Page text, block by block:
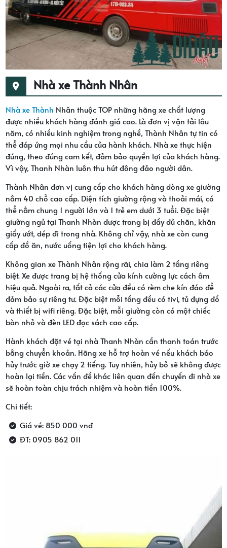
Nhà xe Thành Nhân
Nhà xe Thành Nhân thuộc TOP những hãng xe chất lượng
được nhiều khách hàng đánh giá cao. Là đơn vị vận tải lâu
năm, có nhiều kinh nghiệm trong nghề, Thành Nhân tự tin có
thể đáp ứng mọi nhu cầu của hành khách. Nhà xe thực hiện
đúng, theo đúng cam kết, đảm bảo quyền lợi của khách hàng.
Vì vậy, Thanh Nhàn luôn thu hút đông đảo người dân.
Thành Nhân đơn vị cung cấp cho khách hàng dòng xe giường
nằm 40 chỗ cao cấp. Diện tích giường rộng và thoải mái, có
thể nằm chung 1 người lớn và 1 trẻ em dưới 3 tuổi. Đặc biệt
giường ngủ tại Thanh Nhàn được trang bị đầy đủ chăn, khăn
giấy ướt, dép đi trong nhà. Không chỉ vậy, nhà xe còn cung
cấp đồ ăn, nước uống tiện lợi cho khách hàng.
Không gian xe Thành Nhân rộng rãi, chia làm 2 tầng riêng
biệt. Xe được trang bị hệ thống cửa kính cường lực cách âm
hiệu quả. Ngoài ra, tất cả các cửa đều có rèm che kín đáo để
đảm bảo sự riêng tư. Đặc biệt mỗi tầng đều có tivi, tủ đựng đồ
và thiết bị wifi riêng. Đặc biệt, mỗi giường còn có một chiếc
bàn nhỏ và đèn LED đọc sách cao cấp.
Hành khách đặt vé tại nhà Thanh Nhàn cần thanh toán trước
bằng chuyển khoản. Hãng xe hỗ trợ hoàn vé nếu khách báo
hủy trước giờ xe chạy 2 tiếng. Tuy nhiên, hủy bỏ sẽ không được
hoàn lại tiền. Các vấn đề khác liên quan đến chuyến đi nhà xe
sẽ hoàn toàn chịu trách nhiệm và hoàn tiền 100%.
Chi tiết:
Giá vé: 850 000 vnđ
ĐT: 0905 862 011